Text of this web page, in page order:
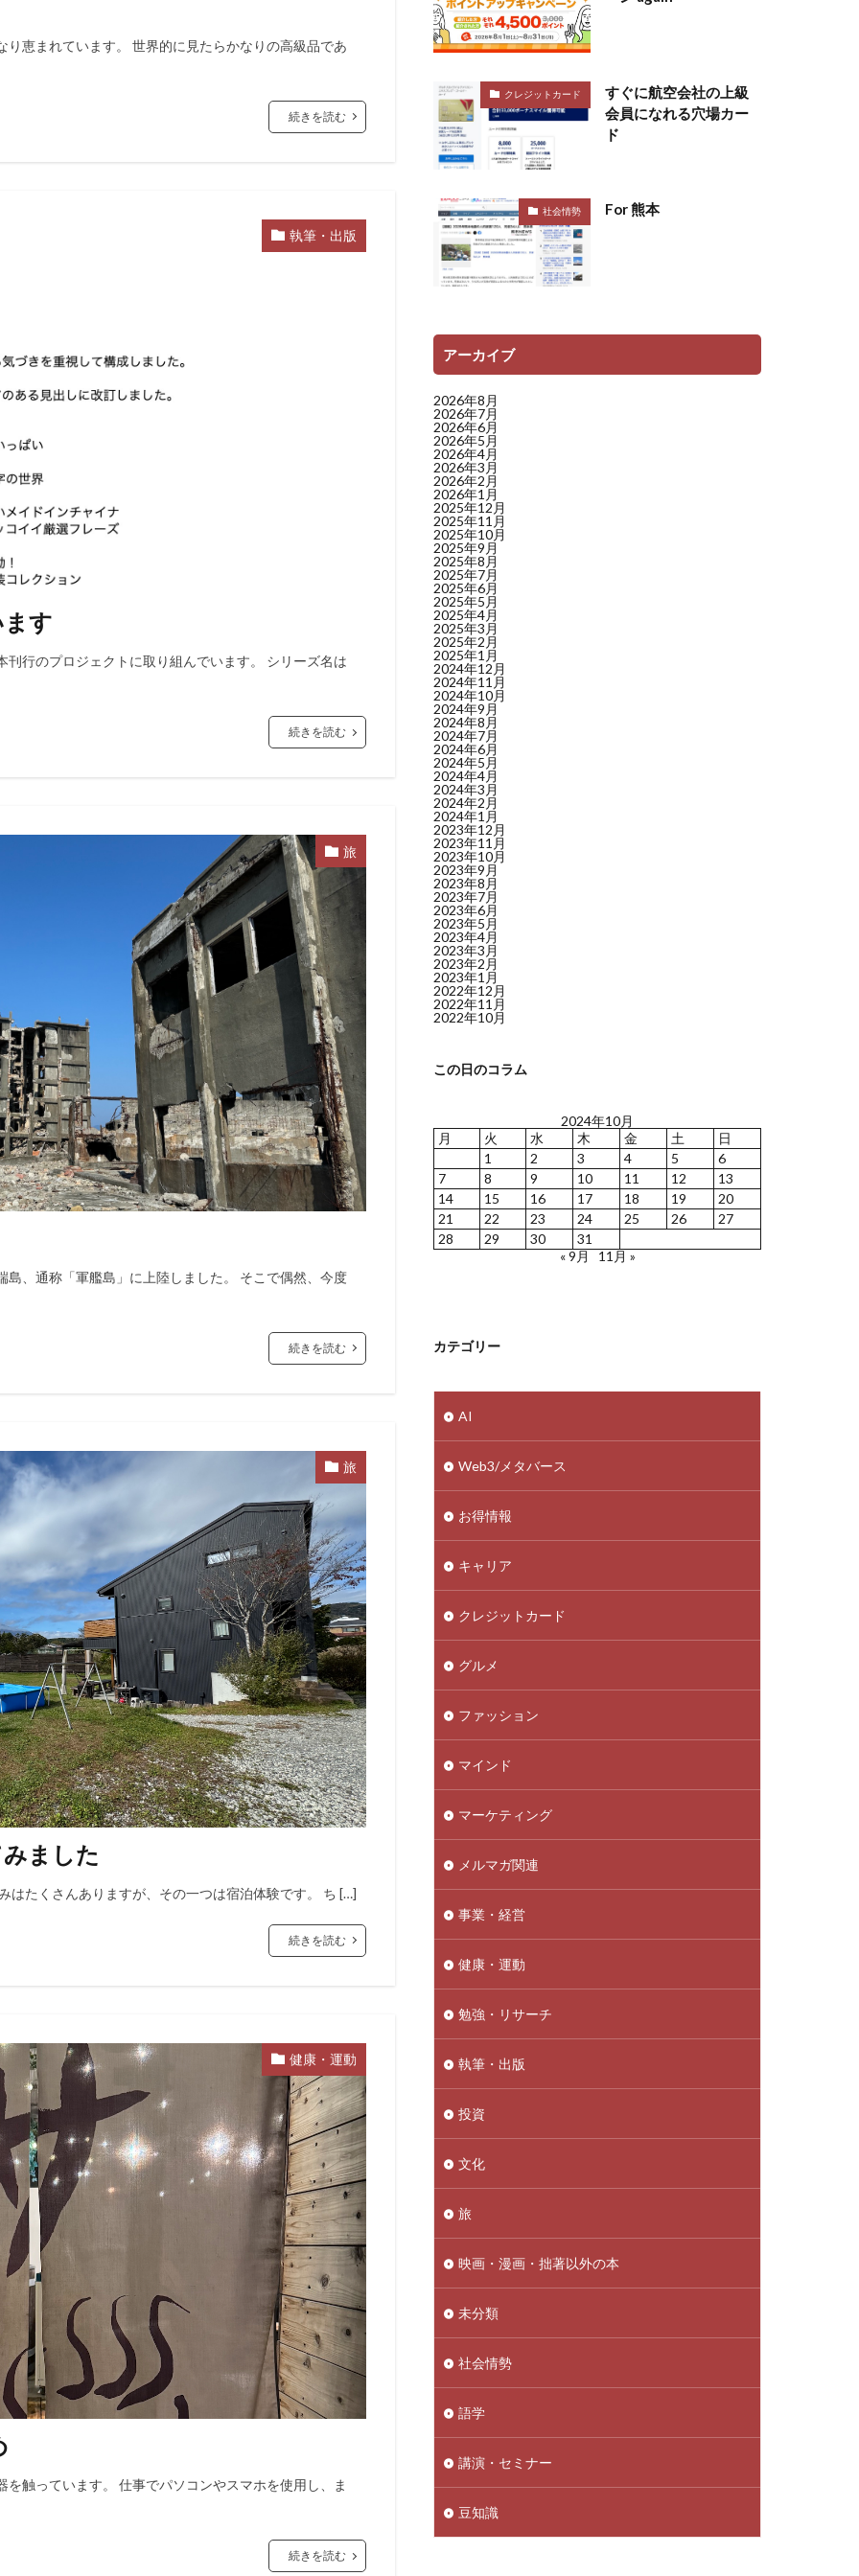
恵まれています。 世界的に見たらかなりの高級品であ
続きを読む
執筆・出版
す
行のプロジェクトに取り組んでいます。 シリーズ名は
続きを読む
旅
、通称「軍艦島」に上陸しました。 そこで偶然、今度
続きを読む
旅
ました
はたくさんありますが、その一つは宿泊体験です。 ち […]
続きを読む
健康・運動
触っています。 仕事でパソコンやスマホを使用し、ま
続きを読む
クレジットカード
すぐに航空会社の上級
会員になれる穴場カー
ド
社会情勢 For 熊本
アーカイブ
2026年8月
2026年7月
2026年6月
2026年5月
2026年4月
2026年3月
2026年2月
2026年1月
2025年12月
2025年11月
2025年10月
2025年9月
2025年8月
2025年7月
2025年6月
2025年5月
2025年4月
2025年3月
2025年2月
2025年1月
2024年12月
2024年11月
2024年10月
2024年9月
2024年8月
2024年7月
2024年6月
2024年5月
2024年4月
2024年3月
2024年2月
2024年1月
2023年12月
2023年11月
2023年10月
2023年9月
2023年8月
2023年7月
2023年6月
2023年5月
2023年4月
2023年3月
2023年2月
2023年1月
2022年12月
2022年11月
2022年10月
この日のコラム
2024年10月
月
火 水 木 金 土
日
1
2 3 4 5
6
7
8 9 10 11 12
13
14
15 16 17 18 19
20
21
22 23 24 25 26
27
28
29 30
31
« 9月
11月 »
カテゴリー
AI
Web3/メタバース
お得情報
キャリア
クレジットカード
グルメ
ファッション
マインド
マーケティング
メルマガ関連
事業・経営
健康・運動
勉強・リサーチ
執筆・出版
投資
文化
旅
映画・漫画・拙著以外の本
未分類
社会情勢
語学
講演・セミナー
豆知識